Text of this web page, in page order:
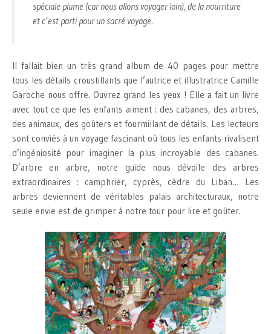
spéciale plume (car nous allons voyager loin), de la nourriture
et c’est parti pour un sacré voyage.
Il fallait bien un très grand album de 40 pages pour mettre
tous les détails croustillants que l’autrice et illustratrice Camille
Garoche nous offre. Ouvrez grand les yeux ! Elle a fait un livre
avec tout ce que les enfants aiment : des cabanes, des arbres,
des animaux, des goûters et fourmillant de détails. Les lecteurs
sont conviés à un voyage fascinant où tous les enfants rivalisent
d’ingéniosité pour imaginer la plus incroyable des cabanes.
D’arbre en arbre, notre guide nous dévoile des arbres
extraordinaires : camphrier, cyprès, cèdre du Liban… Les
arbres deviennent de véritables palais architecturaux, notre
seule envie est de grimper à notre tour pour lire et goûter.